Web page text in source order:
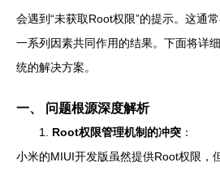
会遇到“未获取Root权限”的提示。这通
一系列因素共同作用的结果。下面将详
统的解决方案。
一、 问题根源深度解析
1. Root权限管理机制的冲突 ：
小米的MIUI开发版虽然提供Root权限，